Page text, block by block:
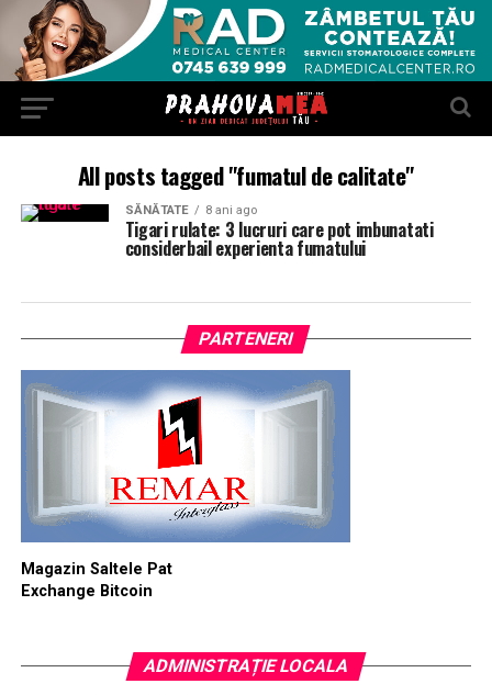
All posts tagged "fumatul de calitate"
SĂNĂTATE 8 ani ago
Tigari rulate: 3 lucruri care pot imbunatati
considerbail experienta fumatului
PARTENERI
Magazin Saltele Pat
Exchange Bitcoin
ADMINISTRAȚIE LOCALA